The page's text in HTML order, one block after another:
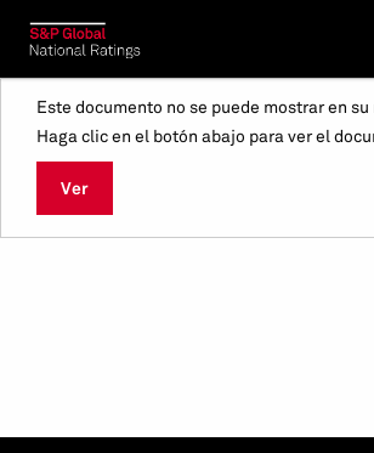
Este documento no se puede mostrar en su
Haga clic en el botón abajo para ver el
Ver